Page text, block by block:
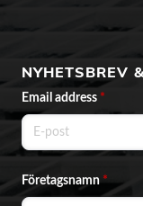
NYHETSBREV
Email address *
Företagsnamn*